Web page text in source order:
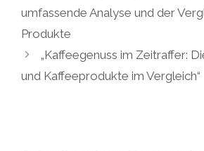
umfassende Analyse und der
Produkte
„Kaffeegenuss im Zeitraffer:
und Kaffeeprodukte im Vergleich“